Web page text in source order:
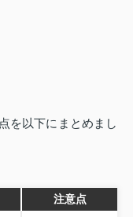
を以下にまとめまし
注意点